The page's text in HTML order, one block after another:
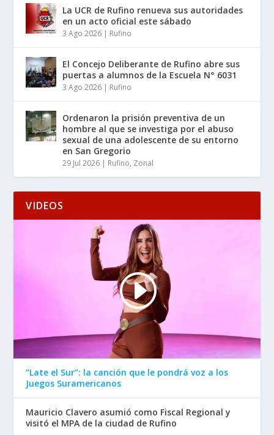
La UCR de Rufino renueva sus autoridades
en un acto oficial este sábado
3 Ago 2026 | Rufino
El Concejo Deliberante de Rufino abre sus
puertas a alumnos de la Escuela N° 6031
3 Ago 2026 | Rufino
Ordenaron la prisión preventiva de un
hombre al que se investiga por el abuso
sexual de una adolescente de su entorno
en San Gregorio
29 Jul 2026 | Rufino, Zonal
VIDEOS
“Late el Sur”: la canción que le pondrá voz a los
Juegos Suramericanos
Mauricio Clavero asumió como Fiscal Regional y
visitó el MPA de la ciudad de Rufino